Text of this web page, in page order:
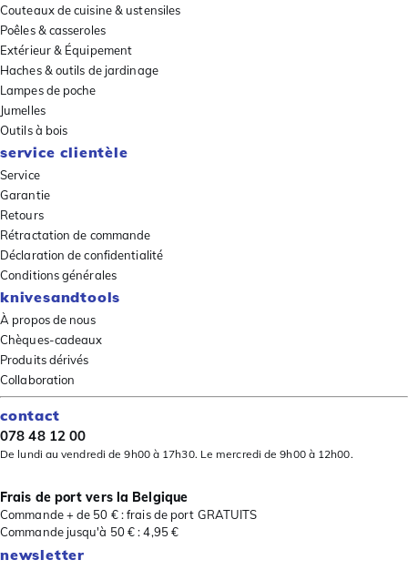
Couteaux de cuisine & ustensiles
Poêles & casseroles
Extérieur & Équipement
Haches & outils de jardinage
Lampes de poche
Jumelles
Outils à bois
service clientèle
Service
Garantie
Retours
Rétractation de commande
Déclaration de confidentialité
Conditions générales
knivesandtools
À propos de nous
Chèques-cadeaux
Produits dérivés
Collaboration
contact
078 48 12 00
De lundi au vendredi de 9h00 à 17h30. Le mercredi de 9h00 à 12h00.
Frais de port vers la Belgique
Commande + de 50 € : frais de port GRATUITS
Commande jusqu'à 50 € : 4,95 €
newsletter